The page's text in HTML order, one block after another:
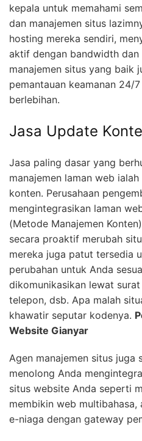
kepala untuk memahami
dan manajemen situs
hosting mereka sendiri,
aktif dengan bandwidth
manajemen situs yang baik
pemantauan keamanan 24/
berlebihan.
Jasa Update
Jasa paling dasar yang
manajemen laman web
konten. Perusahaan
mengintegrasikan laman
(Metode Manajemen
secara proaktif merubah
mereka juga patut tersedia
perubahan untuk Anda
dikomunikasikan lewat
telepon, dsb. Apa malah
khawatir seputar kodenya.
Website Gianyar
Agen manajemen situs juga
menolong Anda
situs website Anda seperti
membikin web
e-niaga dengan gateway